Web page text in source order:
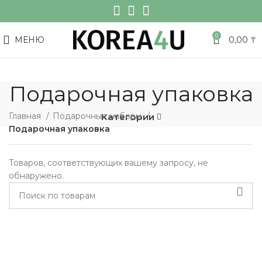
МЕНЮ 0 0,00 ₸
Подарочная упаковка
Категории
Главная
Подарочные наборы
Подарочная упаковка
Товаров, соответствующих вашему запросу, не
обнаружено.